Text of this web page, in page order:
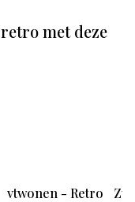
met deze
vtwonen - Retro